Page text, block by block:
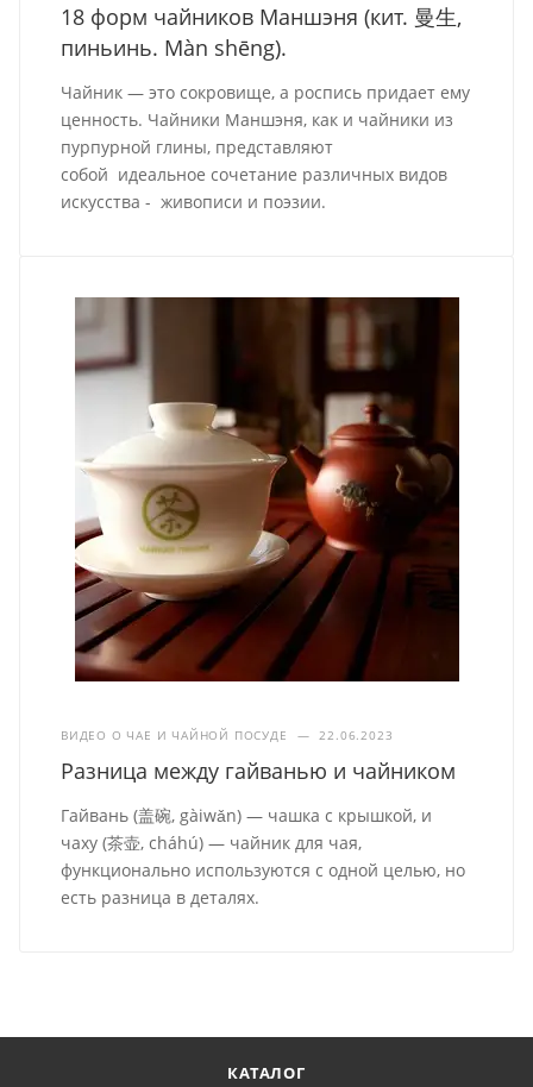
18 форм чайников Маншэня (кит. 曼生,
пиньинь. Màn shēng).
Чайник — это сокровище, а роспись придает ему
ценность. Чайники Маншэня, как и чайники из
пурпурной глины, представляют
собой идеальное сочетание различных видов
искусства - живописи и поэзии.
ВИДЕО О ЧАЕ И ЧАЙНОЙ ПОСУДЕ — 22.06.2023
Разница между гайванью и чайником
Гайвань (盖碗, gàiwǎn) — чашка с крышкой, и
чаху (茶壶, cháhú) — чайник для чая,
функционально используются с одной целью, но
есть разница в деталях.
КАТАЛОГ